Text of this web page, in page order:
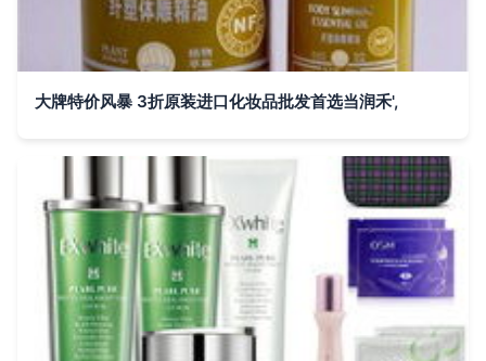
大牌特价风暴 3折原装进口化妆品批发首选当润禾',